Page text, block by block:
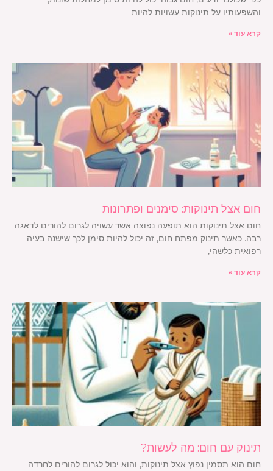
והשפעותיו על תינוקות עשויות להיות
קרא עוד »
חום אצל תינוקות: סימנים ופתרונות
חום אצל תינוקות הוא תופעה נפוצה אשר עשויה לגרום להורים לדאגה
רבה. כאשר תינוק מפתח חום, זה יכול להיות סימן לכך שישנה בעיה
רפואית כלשהי,
קרא עוד »
תינוק עם חום: מה לעשות?
חום הוא תסמין נפוץ אצל תינוקות, והוא יכול לגרום להורים לחרדה